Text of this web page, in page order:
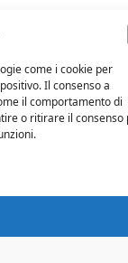
come i cookie per
Il consenso a
il comportamento di
o ritirare il consenso